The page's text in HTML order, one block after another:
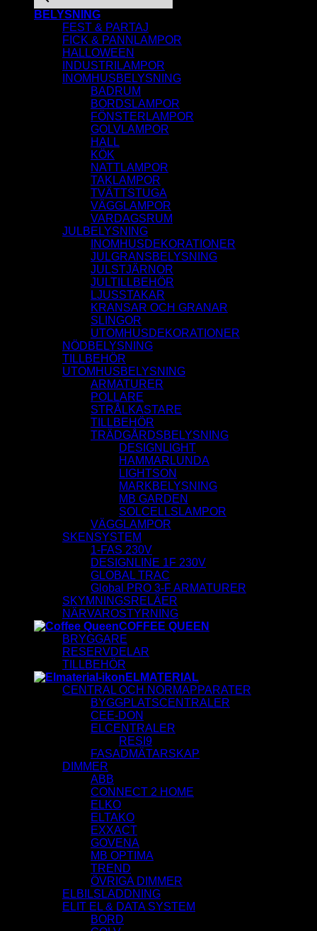
BELYSNING
FEST & PARTAJ
FICK & PANNLAMPOR
HALLOWEEN
INDUSTRILAMPOR
INOMHUSBELYSNING
BADRUM
BORDSLAMPOR
FÖNSTERLAMPOR
GOLVLAMPOR
HALL
KÖK
NATTLAMPOR
TAKLAMPOR
TVÄTTSTUGA
VÄGGLAMPOR
VARDAGSRUM
JULBELYSNING
INOMHUSDEKORATIONER
JULGRANSBELYSNING
JULSTJÄRNOR
JULTILLBEHÖR
LJUSSTAKAR
KRANSAR OCH GRANAR
SLINGOR
UTOMHUSDEKORATIONER
NÖDBELYSNING
TILLBEHÖR
UTOMHUSBELYSNING
ARMATURER
POLLARE
STRÅLKASTARE
TILLBEHÖR
TRÄDGÅRDSBELYSNING
DESIGNLIGHT
HAMMARLUNDA
LIGHTSON
MARKBELYSNING
MB GARDEN
SOLCELLSLAMPOR
VÄGGLAMPOR
SKENSYSTEM
1-FAS 230V
DESIGNLINE 1F 230V
GLOBAL TRAC
Global PRO 3-F ARMATURER
SKYMNINGSRELÄER
NÄRVAROSTYRNING
COFFEE QUEEN
BRYGGARE
RESERVDELAR
TILLBEHÖR
ELMATERIAL
CENTRAL OCH NORMAPPARATER
BYGGPLATSCENTRALER
CEE-DON
ELCENTRALER
RESI9
FASADMÄTARSKAP
DIMMER
ABB
CONNECT 2 HOME
ELKO
ELTAKO
EXXACT
GOVENA
MB OPTIMA
TREND
ÖVRIGA DIMMER
ELBILSLADDNING
ELIT EL & DATA SYSTEM
BORD